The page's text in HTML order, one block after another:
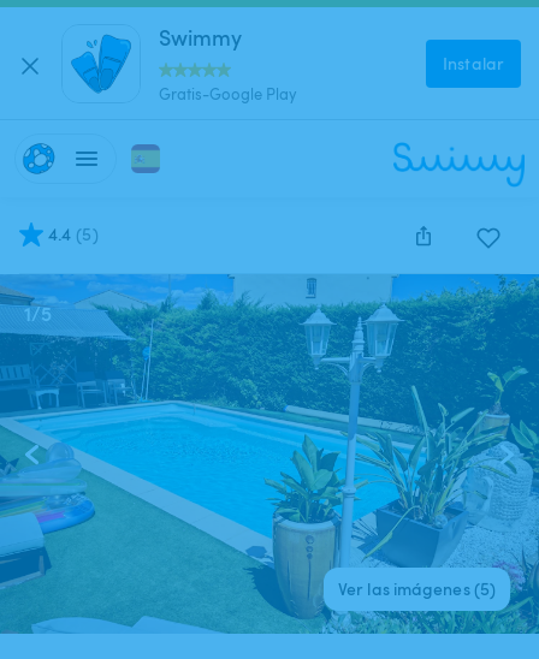
Swimmy
Gratis-Google Play
Instalar
4.4 (5)
1/5
Ver las imágenes (5)